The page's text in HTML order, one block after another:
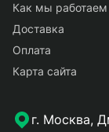
Как мы работаем
Доставка
Оплата
Карта сайта
г. Москва,